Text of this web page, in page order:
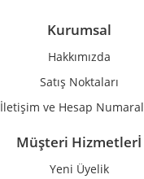
Kurumsal
Hakkımızda
Satış Noktaları
İletişim ve Hesap
Müşteri Hizmetlerİ
Yeni Üyelik